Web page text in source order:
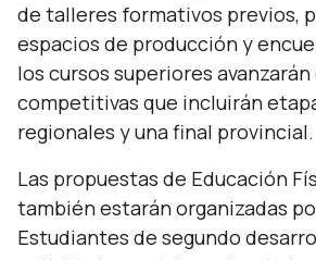
de talleres formativos previos,
espacios de producción y
los cursos superiores
competitivas que incluirán
regionales y una final provincial.
Las propuestas de Educación
también estarán organizadas
Estudiantes de segundo